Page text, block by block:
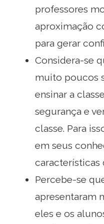
professores
aproximação
para gerar
Considera-se
muito poucos
ensinar a
segurança e
classe. Para
em seus
características
Percebe-se
apresentaram
eles e os